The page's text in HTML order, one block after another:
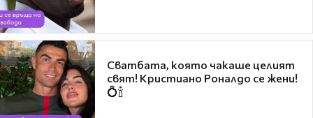
Сватбата, която чакаше целият
свят! Кристиано Роналдо се жени!
💍🍾